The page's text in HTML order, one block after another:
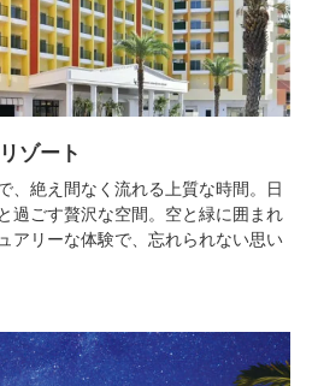
ゾート
、絶え間なく流れる上質な時間。日
過ごす贅沢な空間。空と緑に囲まれ
アリーな体験で、忘れられない思い